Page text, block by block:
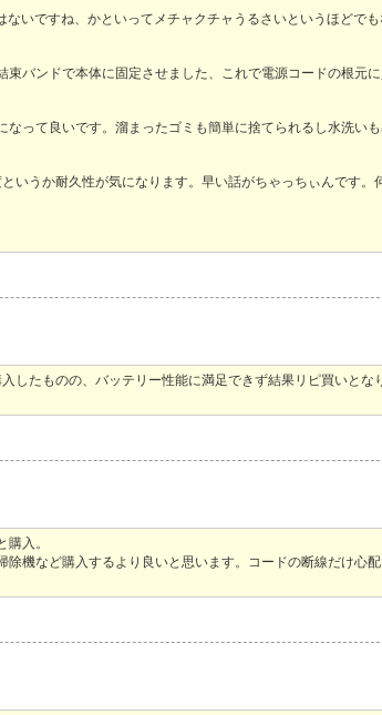
いですね、かといってメチャクチャうるさいというほどで
バンドで本体に固定させました、これで電源コードの根元
って良いです。溜まったゴミも簡単に捨てられるし水洗い
いうか耐久性が気になります。早い話がちゃっちぃんです。
したものの、バッテリー性能に満足できず結果リピ買いとな
入。
機など購入するより良いと思います。コードの断線だけ心